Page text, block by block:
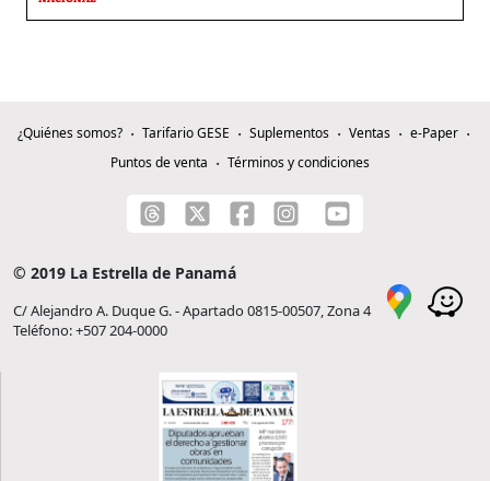
¿Quiénes somos? Tarifario GESE Suplementos Ventas
e-Paper
Puntos de venta
Términos y condiciones
© 2019 La Estrella de Panamá
C/ Alejandro A. Duque G. - Apartado 0815-00507, Zona 4
Teléfono: +507 204-0000